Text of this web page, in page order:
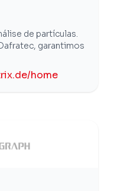
de partículas.
garantimos
home